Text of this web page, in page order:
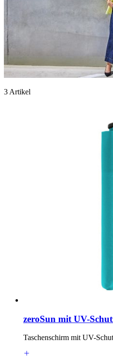
3 Artikel
zeroSun mit UV-
Taschenschirm mit UV-